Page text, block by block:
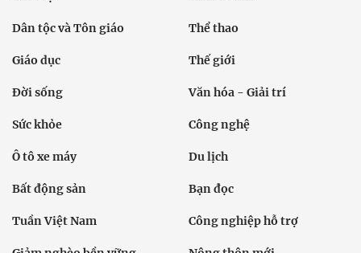
Dân tộc và Tôn giáo Thể thao
Giáo dục Thế giới
Đời sống Văn hóa - Giải trí
Sức khỏe Công nghệ
Ô tô xe máy Du lịch
Bất động sản Bạn đọc
Tuần Việt Nam Công nghiệp hỗ trợ